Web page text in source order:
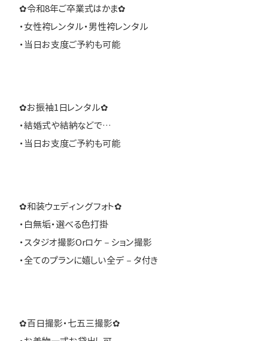
✿令和8年ご卒業式はかま✿
・女性袴レンタル・男性袴レンタル
・当日お支度ご予約も可能
✿お振袖1日レンタル✿
・結婚式や結納などで…
・当日お支度ご予約も可能
✿和装ウェディングフォト✿
・白無垢・選べる色打掛
・スタジオ撮影Orロケ－ション撮影
・全てのプランに嬉しい全デ－タ付き
✿百日撮影・七五三撮影✿